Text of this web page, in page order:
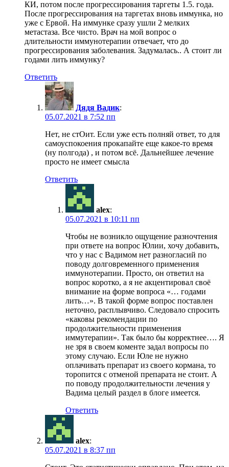
КИ, потом после прогрессирования таргеты 1.5. года.
После прогрессирования на таргетах вновь иммунка, но
уже с Ервой. На иммунке сразу ушли 2 мелких
метастаза. Все чисто. Врач на мой вопрос о
длительности иммунотерапии отвечает, что до
прогрессирования заболевания. Задумалась.. А стоит ли
годами лить иммунку?
Ответить
Дядя Вадик:
05.07.2021 в 7:52 пп
Нет, не стОит. Если уже есть полняй ответ, то для
самоуспокоения прокапайте еще какое-то время
(ну полгода) , и потом всё. Дальнейшее лечение
просто не имеет смысла
Ответить
alex:
05.07.2021 в 10:11 пп
Чтобы не возникло ощущение разночтения
при ответе на вопрос Юлии, хочу добавить,
что у нас с Вадимом нет разногласий по
поводу долговременного применения
иммунотерапии. Просто, он ответил на
вопрос коротко, а я не акцентировал своё
внимание на форме вопроса «… годами
лить…». В такой форме вопрос поставлен
неточно, расплывчиво. Следовало спросить
«каковы рекомендации по
продолжительности применения
иммутерапии». Так было бы корректнее…. Я
не зря в своем коменте задал вопросы по
этому случаю. Если Юле не нужно
оплачивать препарат из своего кормана, то
торопится с отменой препарата не стоит. А
по поводу продолжительности лечения у
Вадима целый раздел в блоге имеется.
Ответить
alex:
05.07.2021 в 8:37 пп